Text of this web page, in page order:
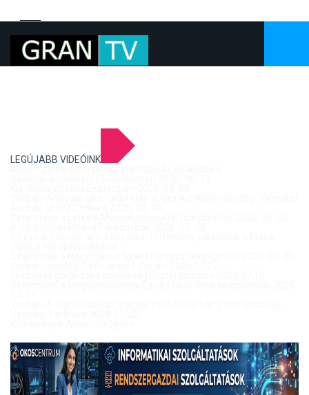
LEGÚJABB VIDEÓINK